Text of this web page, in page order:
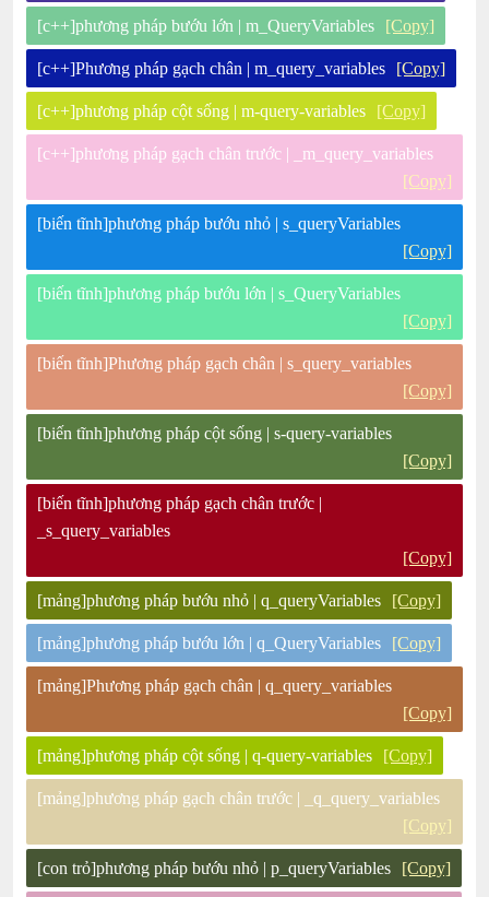
[c++]phương pháp bướu lớn | m_QueryVariables [Copy]
[c++]Phương pháp gạch chân | m_query_variables [Copy]
[c++]phương pháp cột sống | m-query-variables [Copy]
[c++]phương pháp gạch chân trước | _m_query_variables
[Copy]
[biến tĩnh]phương pháp bướu nhỏ | s_queryVariables
[Copy]
[biến tĩnh]phương pháp bướu lớn | s_QueryVariables
[Copy]
[biến tĩnh]Phương pháp gạch chân | s_query_variables
[Copy]
[biến tĩnh]phương pháp cột sống | s-query-variables
[Copy]
[biến tĩnh]phương pháp gạch chân trước |
_s_query_variables
[Copy]
[mảng]phương pháp bướu nhỏ | q_queryVariables [Copy]
[mảng]phương pháp bướu lớn | q_QueryVariables [Copy]
[mảng]Phương pháp gạch chân | q_query_variables
[Copy]
[mảng]phương pháp cột sống | q-query-variables [Copy]
[mảng]phương pháp gạch chân trước | _q_query_variables
[Copy]
[con trỏ]phương pháp bướu nhỏ | p_queryVariables [Copy]